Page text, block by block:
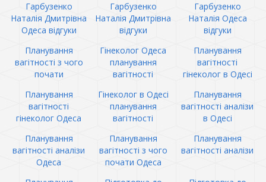
Гарбузенко
Наталія Дмитрівна
Одеса відгуки
Гарбузенко
Наталія Дмитрівна
відгуки
Гарбузенко
Наталія Одеса
відгуки
Планування
вагітності з чого
почати
Гінеколог Одеса
планування
вагітності
Планування
вагітності
гінеколог в Одесі
Планування
вагітності
гінеколог Одеса
Гінеколог в Одесі
планування
вагітності
Планування
вагітності аналізи
в Одесі
Планування
вагітності аналізи
Одеса
Планування
вагітності з чого
почати Одеса
Планування
вагітності аналізи